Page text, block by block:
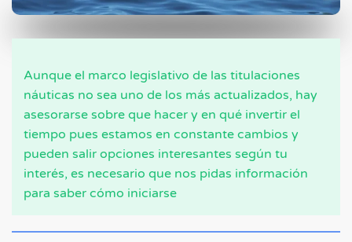
Aunque el marco legislativo de las titulaciones
náuticas no sea uno de los más actualizados, hay
asesorarse sobre que hacer y en qué invertir el
tiempo pues estamos en constante cambios y
pueden salir opciones interesantes según tu
interés, es necesario que nos pidas información
para saber cómo iniciarse